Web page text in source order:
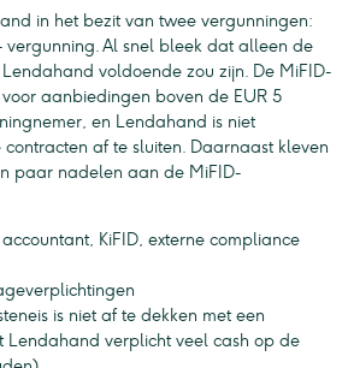
in het bezit van twee vergunningen:
vergunning. Al snel bleek dat alleen de
Lendahand voldoende zou zijn. De MiFID-
aanbiedingen boven de EUR 5
en Lendahand is niet
af te sluiten. Daarnaast kleven
paar nadelen aan de MiFID-
accountant, KiFID, externe compliance
is niet af te dekken met een
Lendahand verplicht veel cash op de